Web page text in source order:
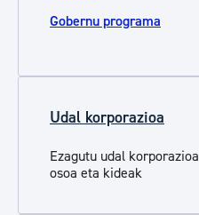
Gobernu programa
Udal korporazioa
Ezagutu udal
osoa eta kideak